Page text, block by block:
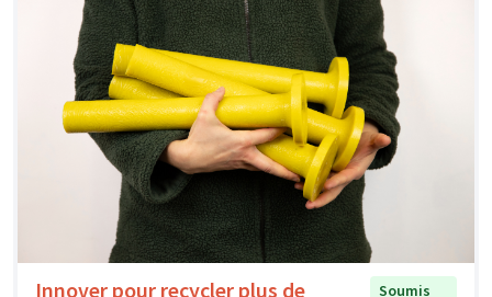
Innover pour recycler plus de
Soumis